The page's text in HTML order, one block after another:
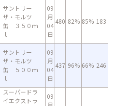
サントリー
ザ・モルツ
缶 ３５０ｍ
ｌ
09
月
04
日
480 82% 85% 183
サントリー
ザ・モルツ
缶 ５００ｍ
ｌ
09
月
04
日
437 96% 66% 246
スーパードラ
イエクストラ
09